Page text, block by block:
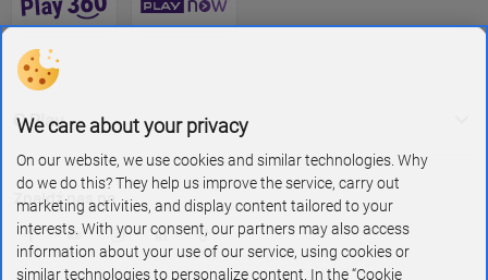
O Play
Znajdź nas na
We care about your privacy
On our website, we use cookies and similar technologies. Why
do we do this? They help us improve the service, carry out
marketing activities, and display content tailored to your
interests. With your consent, our partners may also access
information about your use of our service, using cookies or
similar technologies to personalize content. In the “Cookie